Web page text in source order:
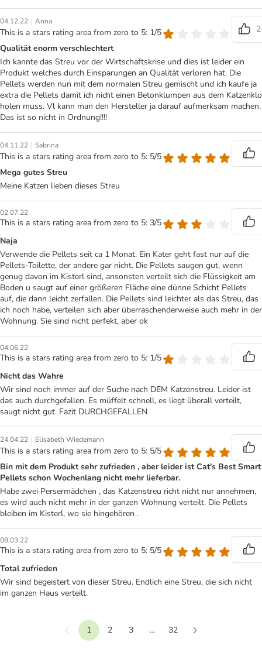
04.12.22 | Anna
This is a stars rating area from zero to 5: 1/5
2
Qualität enorm verschlechtert
Ich kannte das Streu vor der Wirtschaftskrise und dies ist leider ein
Produkt welches durch Einsparungen an Qualität verloren hat. Die
Pellets werden nun mit dem normalen Streu gemischt und ich kaufe ja
extra die Pellets damit ich nicht einen Betonklumpen aus dem Katzenklo
holen muss. Vl kann man den Hersteller ja darauf aufmerksam machen.
Das ist so nicht in Ordnung!!!!
04.11.22 | Sabrina
This is a stars rating area from zero to 5: 5/5
Mega gutes Streu
Meine Katzen lieben dieses Streu
02.07.22
This is a stars rating area from zero to 5: 3/5
Naja
Verwende die Pellets seit ca 1 Monat. Ein Kater geht fast nur auf die
Pellets-Toilette, der andere gar nicht. Die Pellets saugen gut, wenn
genug davon im Kisterl sind, ansonsten verteilt sich die Flüssigkeit am
Boden u saugt auf einer größeren Fläche eine dünne Schicht Pellets
auf, die dann leicht zerfallen. Die Pellets sind leichter als das Streu, das
ich noch habe, verteilen sich aber überraschenderweise auch mehr in der
Wohnung. Sie sind nicht perfekt, aber ok
04.06.22
This is a stars rating area from zero to 5: 1/5
Nicht das Wahre
Wir sind noch immer auf der Suche nach DEM Katzenstreu. Leider ist
das auch durchgefallen. Es müffelt schnell, es liegt überall verteilt,
saugt nicht gut. Fazit DURCHGEFALLEN
24.04.22 | Elisabeth Wiedemann
This is a stars rating area from zero to 5: 5/5
Bin mit dem Produkt sehr zufrieden , aber leider ist Cat's Best Smart
Pellets schon Wochenlang nicht mehr lieferbar.
Habe zwei Persermädchen , das Katzenstreu richt nicht nur annehmen,
es wird auch nicht mehr in der ganzen Wohnung verteilt. Die Pellets
bleiben im Kisterl, wo sie hingehören .
08.03.22
This is a stars rating area from zero to 5: 5/5
Total zufrieden
Wir sind begeistert von dieser Streu. Endlich eine Streu, die sich nicht
im ganzen Haus verteilt.
Vorherige
1 2 3 ...
32